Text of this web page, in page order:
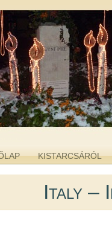
KISTARCSÁRÓL
Italy –